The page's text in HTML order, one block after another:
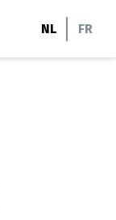
NL FR